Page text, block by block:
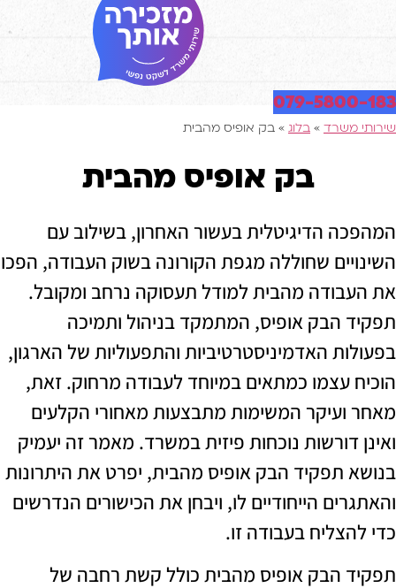
079-
» בלוג» בק אופיס מהבית
בק אופיס מהבית
הדיגיטלית בעשור האחרון, בשילוב עם
שחוללה מגפת הקורונה בשוק העבודה, הפכו
מהבית למודל תעסוקה נרחב ומקובל.
אופיס, המתמקד בניהול ותמיכה
האדמיניסטרטיביות והתפעוליות של הארגון,
כמתאים במיוחד לעבודה מרחוק. זאת,
המשימות מתבצעות מאחורי הקלעים
נוכחות פיזית במשרד. מאמר זה יעמיק
הבק אופיס מהבית, יפרט את היתרונות
הייחודיים לו, ויבחן את הכישורים הנדרשים
בעבודה זו.
הבק אופיס מהבית כולל קשת רחבה של